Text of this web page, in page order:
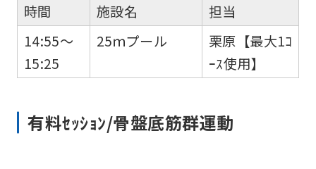
時間
14:55～
15:25
施設名
25ｍプール
担当
栗原【最大1ｺ
ｰｽ使用】
有料ｾｯｼｮﾝ/骨盤底筋群運動
For